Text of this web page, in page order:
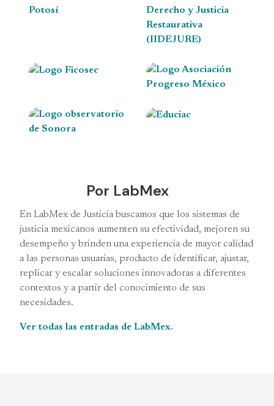
Por LabMex
En LabMex de Justicia buscamos que los sistemas de
justicia mexicanos aumenten su efectividad, mejoren su
desempeño y brinden una experiencia de mayor calidad
a las personas usuarias, producto de identificar, ajustar,
replicar y escalar soluciones innovadoras a diferentes
contextos y a partir del conocimiento de sus
necesidades.
Ver todas las entradas de LabMex.